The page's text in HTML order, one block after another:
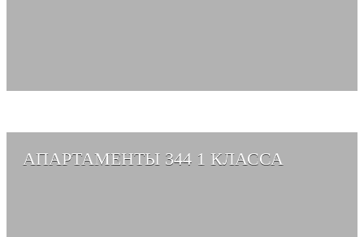
АПАРТАМЕНТЫ 344 1 КЛАССА